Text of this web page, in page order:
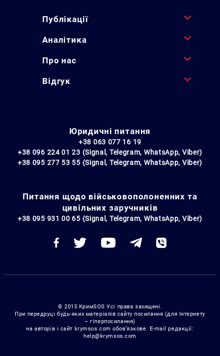
Публікації
Аналітика
Про нас
Відгук
Юридичні питання
+38 063 077 16 19
+38 096 224 01 23 (Signal, Telegram, WhatsApp, Viber)
+38 095 277 53 55 (Signal, Telegram, WhatsApp, Viber)
Питання щодо військовополоненних та
цивільних заручників
+38 095 931 00 65 (Signal, Telegram, WhatsApp, Viber)
© 2015 КримSOS Усі права захищені.
При передруці будь-яких матеріалів сайту посилання (для Інтернету
– гіперпосилання)
на авторів і сайт krymsos.com обов’язкове. E-mail редакції:
help@krymsos.com